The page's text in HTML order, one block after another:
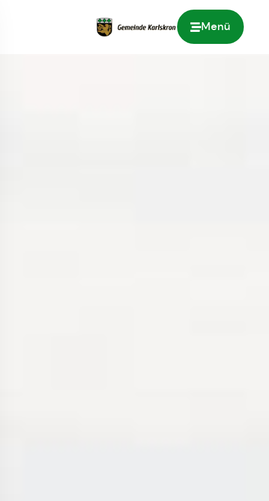
Menü